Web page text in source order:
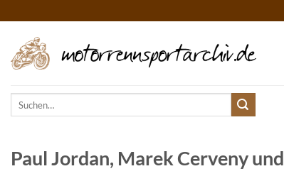
Inhalt
springen
Paul Jordan, Marek Cerveny